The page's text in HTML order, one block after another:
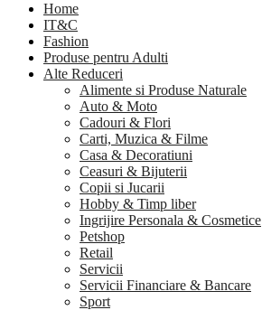
Home
IT&C
Fashion
Produse pentru Adulti
Alte Reduceri
Alimente si Produse Naturale
Auto & Moto
Cadouri & Flori
Carti, Muzica & Filme
Casa & Decoratiuni
Ceasuri & Bijuterii
Copii si Jucarii
Hobby & Timp liber
Ingrijire Personala & Cosmetice
Petshop
Retail
Servicii
Servicii Financiare & Bancare
Sport